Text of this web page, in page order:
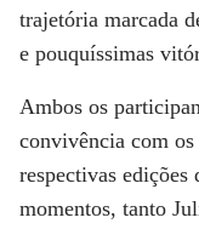
trajetória marcada
e pouquíssimas
Ambos os
convivência com os
respectivas
momentos, tanto